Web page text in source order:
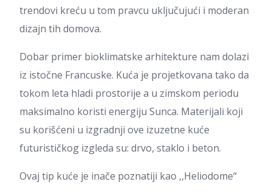
trendovi kreću u tom pravcu uključujući i moderan
dizajn tih domova.
Dobar primer bioklimatske arhitekture nam dolazi
iz istočne Francuske. Kuća je projetkovana tako da
tokom leta hladi prostorije a u zimskom periodu
maksimalno koristi energiju Sunca. Materijali koji
su korišćeni u izgradnji ove izuzetne kuće
futurističkog izgleda su: drvo, staklo i beton.
Ovaj tip kuće je inače poznatiji kao ,,Heliodome“